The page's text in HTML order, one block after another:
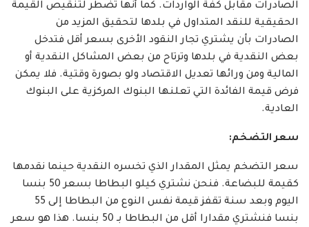
الصادرات مقابل كفة الواردات. كما أنها تضطر لتنقيص القيمة
الحقيقية للنقد المتداول في بلدها لتحقيق المزيد من
الصادرات بأن يشتري تجار النقود الأخرى بسعر أقل فتدخل
بعض النقدية في بلدها وترتاح من بعض المشاكل النقدية أو
المالية ومن ورائها تعديل الاقتصاد ولو بصورة وقتية. فلا يمكن
فرض قيمة الفائدة التي تعلنها البنوك المركزية على البنوك
العادية.
سعر التضخم:
سعر التضخم يمثل المقدار الذي تخسره النقدية حينما نقدمها
كقيمة للبضاعة. فنحن نشتري كيلو البطاطا بسعر 50 بنسا
اليوم وبعد سنة تقفز قيمة نفس النوع من البطاطا إلى 55
بنسا فنشتري مقدارا أقل من البطاطا بـ 50 بنسا. هذا هو سعر